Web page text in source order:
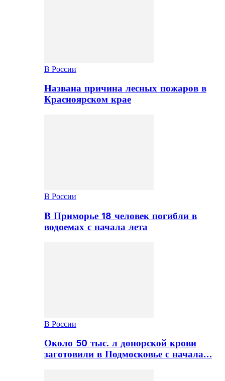
В России
Названа причина лесных пожаров в
Красноярском крае
В России
В Приморье 18 человек погибли в
водоемах с начала лета
В России
Около 50 тыс. л донорской крови
заготовили в Подмосковье с начала…